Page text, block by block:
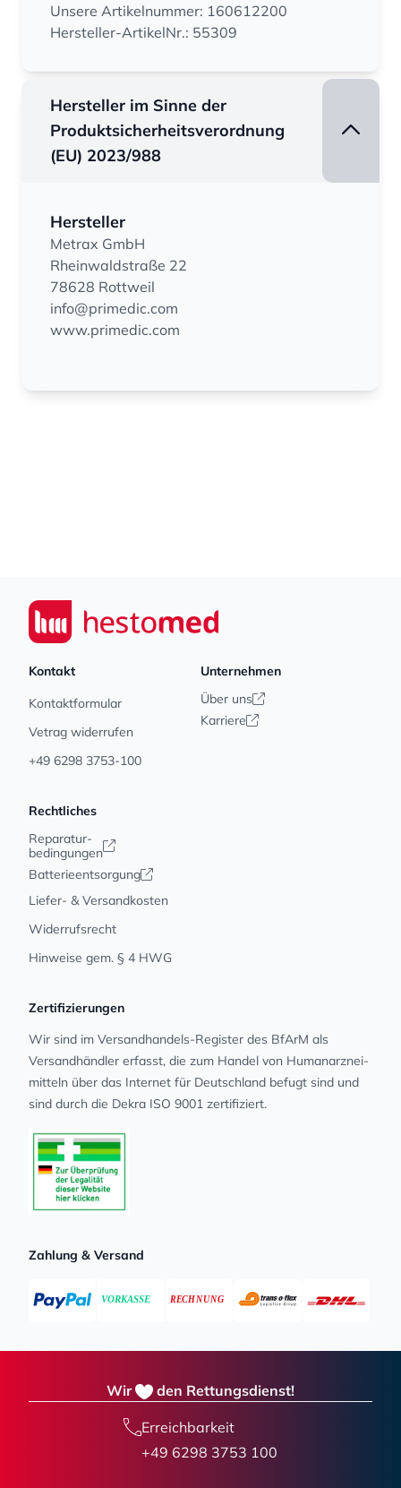
Unsere Artikelnummer: 160612200
Hersteller-ArtikelNr.: 55309
Hersteller im Sinne der
Produktsicherheitsverordnung
(EU) 2023/988
Hersteller
Metrax GmbH
Rheinwaldstraße 22
78628 Rottweil
info@primedic.com
www.primedic.com
Seiwert GmbH
Kontakt
Kontaktformular
Vetrag widerrufen
+49 6298 3753-100
Unternehmen
Über uns
Karriere
Rechtliches
Reparatur-
bedingungen
Batterieentsorgung
Liefer- & Versandkosten
Widerrufsrecht
Hinweise gem. § 4 HWG
Zertifizierungen
Wir sind im Versandhandels-Register des BfArM als
Versandhändler erfasst, die zum Handel von Human­arz­nei­
mit­teln über das Internet für Deutschland befugt sind und
sind durch die Dekra ISO 9001 zertifiziert.
Zahlung & Versand
Wir den Rettungsdienst!
Erreichbarkeit
+49 6298 3753 100